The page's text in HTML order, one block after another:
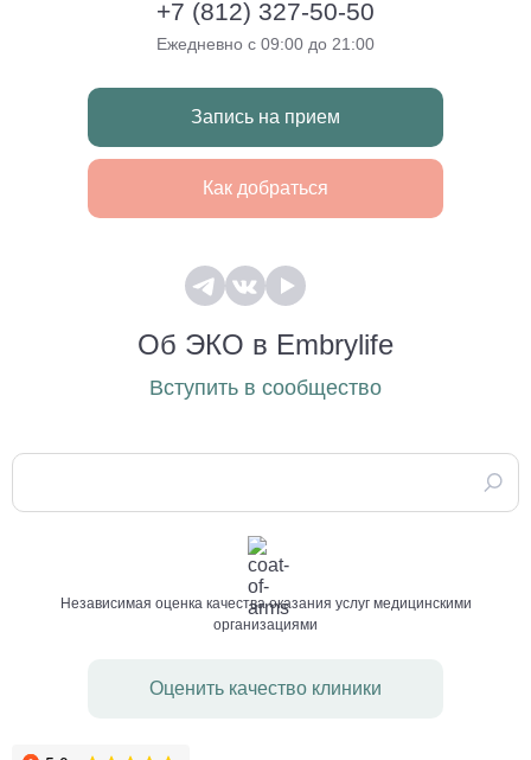
+7 (812) 327-50-50
Ежедневно с 09:00 до 21:00
Запись на прием
Как добраться
Об ЭКО в Embrylife
Вступить в сообщество
Независимая оценка качества оказания услуг медицинскими
организациями
Оценить качество клиники